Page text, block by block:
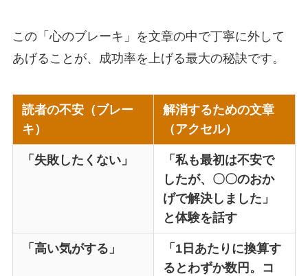
この「心のブレーキ」を文章の中で丁寧に外して
あげることが、成功率を上げる最大の秘訣です。
読者の不安（ブレー
キ）
解消するための文章
（アクセル）
「失敗したくない」
「私も最初は不安で
したが、〇〇のおか
げで解決しました」
と体験を話す
「高い気がする」
「1日あたりに換算す
るとわずか数円。コ